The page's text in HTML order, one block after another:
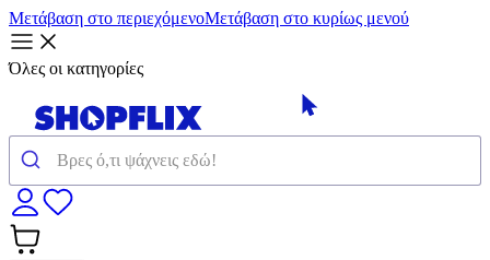
Μετάβαση στο περιεχόμενοΜετάβαση στο κυρίως μενού
Όλες οι κατηγορίες